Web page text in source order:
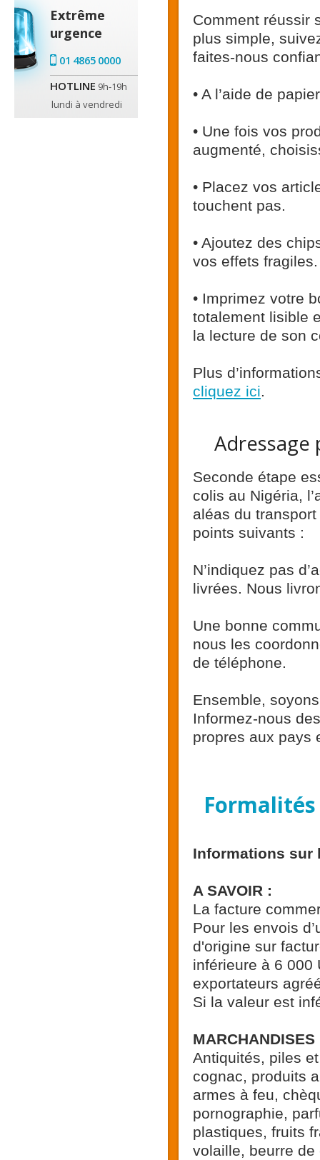
Extrême
urgence
01 4865 0000
HOTLINE 9h-19h
lundi à vendredi
Comment réussir
plus simple,
faites-nous
• A l’aide de
• Une fois vos
augmenté,
• Placez vos
touchent pas.
• Ajoutez des
vos effets fragiles.
• Imprimez votre
totalement lisible
la lecture de son
Plus
cliquez ici.
Adressage
Seconde étape
colis au Nigéria,
aléas du
points suivants :
N’indiquez pas
livrées. Nous
Une bonne
nous les
de téléphone.
Ensemble,
Informez-nous
propres aux pays
Informations sur
A SAVOIR :
La facture
Pour les envois
d'origine sur
inférieure à 6 000
exportateurs
Si la valeur est
Antiquités, piles
cognac, produits
armes à feu,
pornographie,
plastiques, fruits
volaille, beurre